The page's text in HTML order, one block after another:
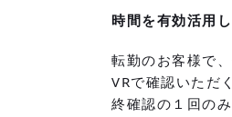
時間を有効活用
転勤のお客様で
VRで確認いただ
終確認の１回の